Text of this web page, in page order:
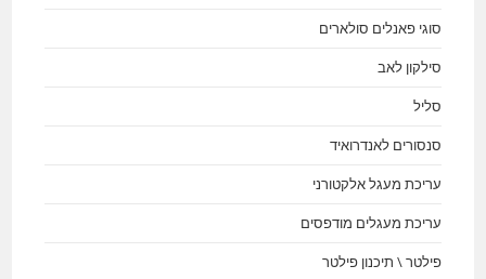
סוגי פאנלים סולארים
סילקון לאב
סליל
סנסורים לאנדרואיד
עריכת מעגל אלקטורני
עריכת מעגלים מודפסים
פילטר \ תיכנון פילטר